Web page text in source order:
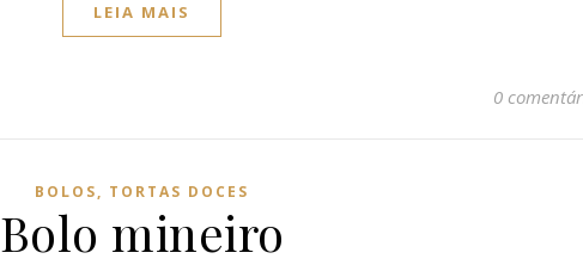
LEIA MAIS
0
BOLOS, TORTAS DOCES
Bolo mineiro